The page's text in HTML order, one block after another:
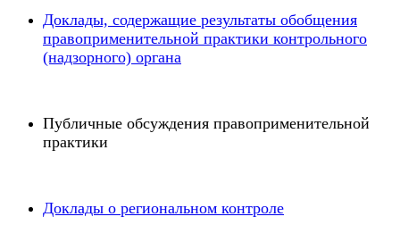
Доклады, содержащие результаты обобщения
правоприменительной практики контрольного
(надзорного) органа
Публичные обсуждения правоприменительной
практики
Доклады о региональном контроле